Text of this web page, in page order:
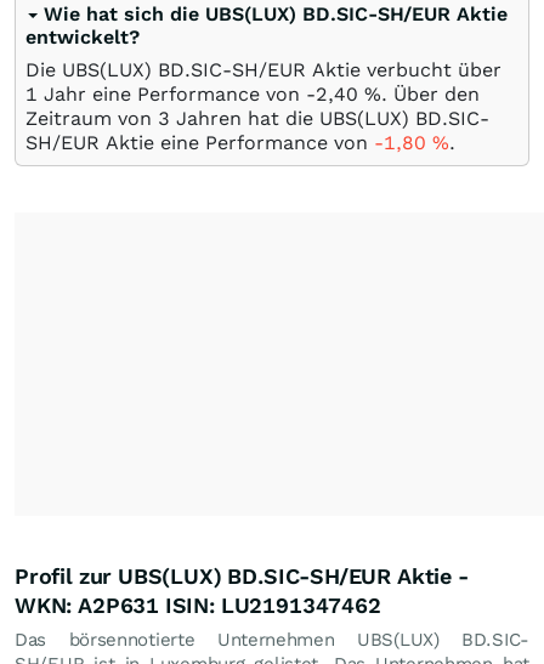
Wie hat sich die UBS(LUX) BD.SIC-SH/EUR Aktie
entwickelt?
Die UBS(LUX) BD.SIC-SH/EUR Aktie verbucht über
1 Jahr eine Performance von -2,40 %. Über den
Zeitraum von 3 Jahren hat die UBS(LUX) BD.SIC-
SH/EUR Aktie eine Performance von -1,80 %.
Profil zur UBS(LUX) BD.SIC-SH/EUR Aktie -
WKN: A2P631 ISIN: LU2191347462
Das börsennotierte Unternehmen UBS(LUX) BD.SIC-